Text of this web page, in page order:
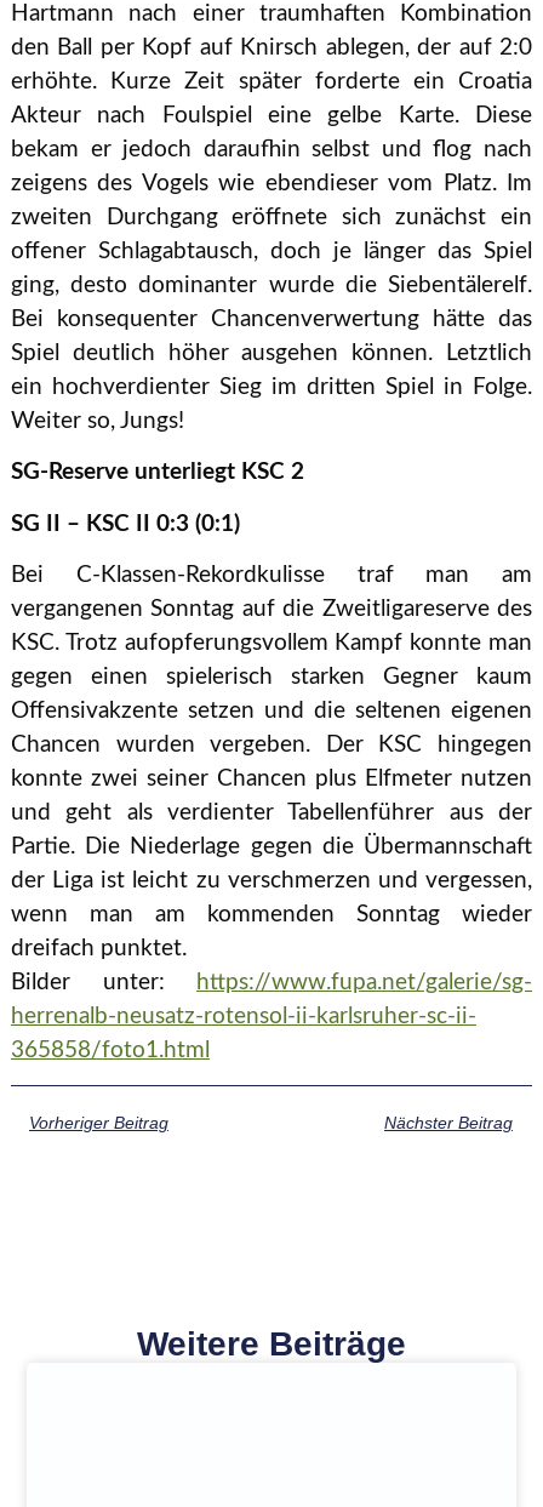
Hartmann nach einer traumhaften Kombination
den Ball per Kopf auf Knirsch ablegen, der auf 2:0
erhöhte. Kurze Zeit später forderte ein Croatia
Akteur nach Foulspiel eine gelbe Karte. Diese
bekam er jedoch daraufhin selbst und flog nach
zeigens des Vogels wie ebendieser vom Platz. Im
zweiten Durchgang eröffnete sich zunächst ein
offener Schlagabtausch, doch je länger das Spiel
ging, desto dominanter wurde die Siebentälerelf.
Bei konsequenter Chancenverwertung hätte das
Spiel deutlich höher ausgehen können. Letztlich
ein hochverdienter Sieg im dritten Spiel in Folge.
Weiter so, Jungs!
SG-Reserve unterliegt KSC 2
SG II – KSC II 0:3 (0:1)
Bei C-Klassen-Rekordkulisse traf man am
vergangenen Sonntag auf die Zweitligareserve des
KSC. Trotz aufopferungsvollem Kampf konnte man
gegen einen spielerisch starken Gegner kaum
Offensivakzente setzen und die seltenen eigenen
Chancen wurden vergeben. Der KSC hingegen
konnte zwei seiner Chancen plus Elfmeter nutzen
und geht als verdienter Tabellenführer aus der
Partie. Die Niederlage gegen die Übermannschaft
der Liga ist leicht zu verschmerzen und vergessen,
wenn man am kommenden Sonntag wieder
dreifach punktet.
Bilder unter:
https://www.fupa.net/galerie/sg-
herrenalb-neusatz-rotensol-ii-karlsruher-sc-ii-
365858/foto1.html
Vorheriger Beitrag Nächster Beitrag
Weitere Beiträge